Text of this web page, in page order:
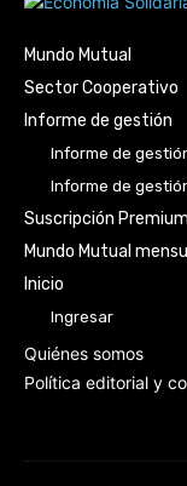
Mundo Mutual
Sector Cooperativo
Informe de gestión
Informe de
Informe de
Suscripción Premium
Mundo Mutual
Inicio
Ingresar
Quiénes somos
Política editorial y